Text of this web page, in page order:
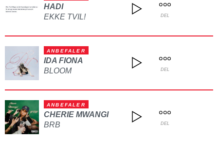
HADI
EKKE TVIL!
DEL
ANBEFALER
IDA FIONA
BLOOM
DEL
ANBEFALER
CHERIE MWANGI
BRB
DEL